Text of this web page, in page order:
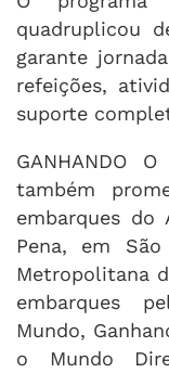
quadruplicou
garante
refeições,
suporte
GANHANDO
também
embarques do
Pena, em
Metropolitana
embarques
Mundo,
o Mundo